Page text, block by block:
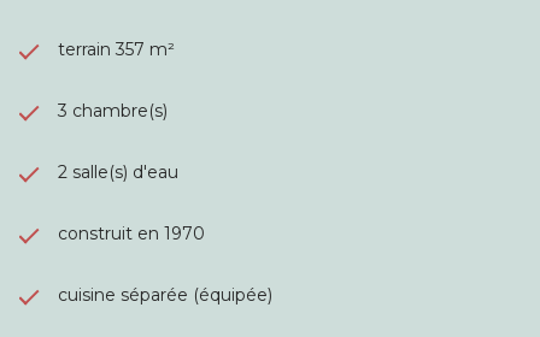
terrain 357 m²
3 chambre(s)
2 salle(s) d'eau
construit en 1970
cuisine séparée (équipée)